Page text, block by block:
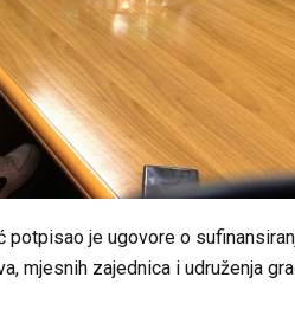
je ugovore o
mjesnih zajednica i udruženja